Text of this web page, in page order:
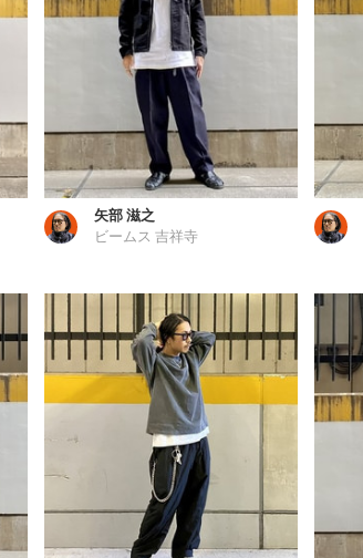
矢部 滋之
ビームス 吉祥寺